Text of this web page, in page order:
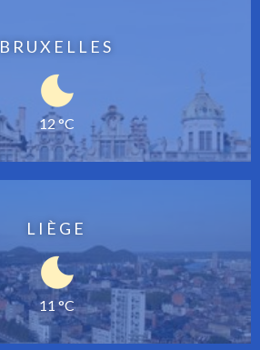
BRUXELLES
12 °C
LIÈGE
11 °C